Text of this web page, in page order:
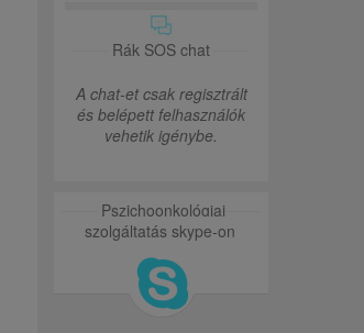
Rák SOS chat
A chat-et csak regisztrált
és belépett felhasználók
vehetik igénybe.
Pszichoonkológiai
szolgáltatás skype-on